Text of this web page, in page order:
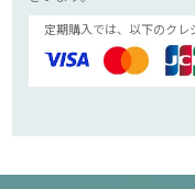
定期購入では、以下のクレ